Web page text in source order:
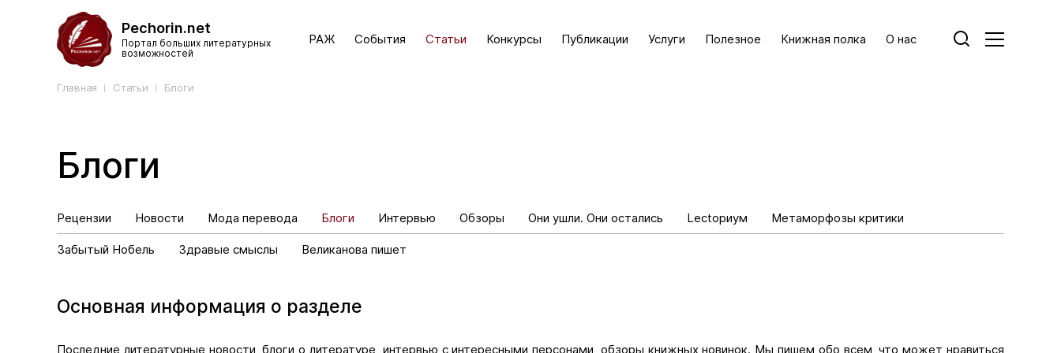
Pechorin.net
Портал больших литературных
возможностей
РАЖ События Статьи Конкурсы Публикации Услуги Полезное Книжная полка О нас
Главная Статьи Блоги
Блоги
Рецензии Новости Мода перевода Блоги Интервью Обзоры Они ушли. Они остались Lectoриум Метаморфозы критики
Забытый Нобель Здравые смыслы Великанова пишет
Основная информация о разделе
Последние литературные новости, блоги о литературе, интервью с интересными персонами, обзоры книжных новинок. Мы пишем обо всем, что может нравиться